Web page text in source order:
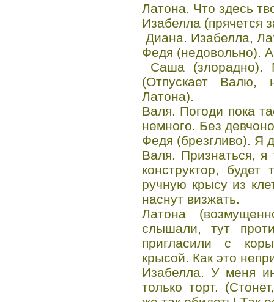
Латона. Что здесь
Изабелла (прячется
Диана. Изабелла,
Федя (недовольно).
Саша (злорадно).
(Отпускает Валю,
Латона).
Валя. Погоди пока
немного. Без
Федя (брезгливо). Я
Валя. Признаться,
конструктор,
ручную крысу из
наснут визжать.
Латона
слышали, тут
пригласили с
крысой. Как это
Изабелла. У меня
только торт.